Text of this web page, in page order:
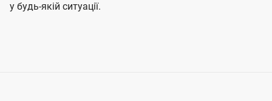
у будь-якій ситуації.